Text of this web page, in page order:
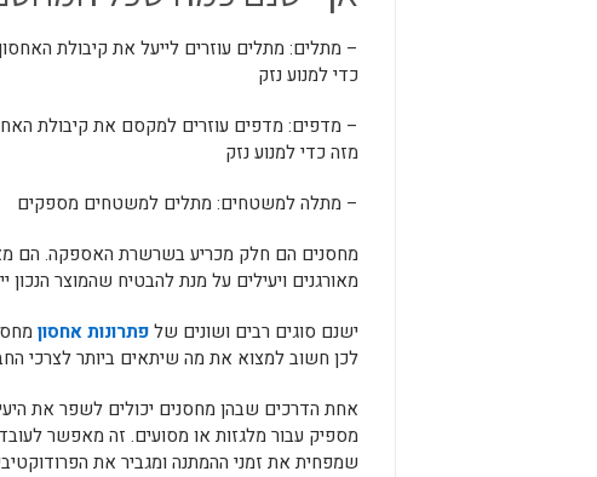
– מתלים: מתלים עוזרים לייעל את קיבולת
כדי למנוע נזק
– מדפים: מדפים עוזרים למקסם את קיבולת
מזה כדי למנוע נזק
– מתלה למשטחים: מתלים למשטחים מספקים
מחסנים הם חלק מכריע בשרשרת האספקה. הם
מאורגנים ויעילים על מנת להבטיח שהמוצר הנכון
ישנם סוגים רבים ושונים שלפתרונות אחסון
לכן חשוב למצוא את מה שיתאים ביותר לצרכי
אחת הדרכים שבהן מחסנים יכולים לשפר את
מספיק עבור מלגזות או מסועים. זה מאפשר
שמפחית את זמני ההמתנה ומגביר את